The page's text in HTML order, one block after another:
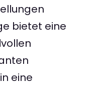
bietet eine
eine